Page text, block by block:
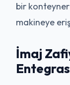
bir konteyner
makineye
İmaj